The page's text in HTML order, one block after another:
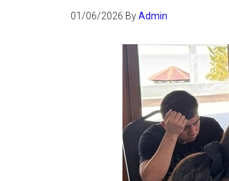
01/06/2026 ByAdmin